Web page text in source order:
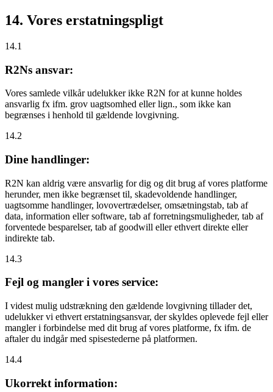
14. Vores erstatningspligt
14.1
R2Ns ansvar:
Vores samlede vilkår udelukker ikke R2N for at kunne holdes
ansvarlig fx ifm. grov uagtsomhed eller lign., som ikke kan
begrænses i henhold til gældende lovgivning.
14.2
Dine handlinger:
R2N kan aldrig være ansvarlig for dig og dit brug af vores platforme
herunder, men ikke begrænset til, skadevoldende handlinger,
uagtsomme handlinger, lovovertrædelser, omsætningstab, tab af
data, information eller software, tab af forretningsmuligheder, tab af
forventede besparelser, tab af goodwill eller ethvert direkte eller
indirekte tab.
14.3
Fejl og mangler i vores service:
I videst mulig udstrækning den gældende lovgivning tillader det,
udelukker vi ethvert erstatningsansvar, der skyldes oplevede fejl eller
mangler i forbindelse med dit brug af vores platforme, fx ifm. de
aftaler du indgår med spisestederne på platformen.
14.4
Ukorrekt information: